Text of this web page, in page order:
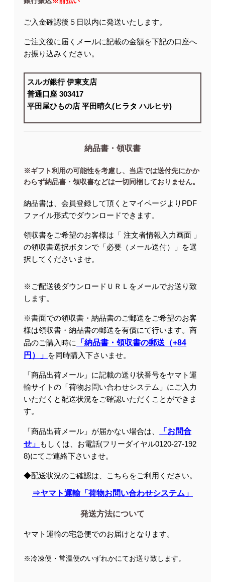
ご入金確認後５日以内に発送いたします。
ご注文後に届くメールに記載の金額を下記の口座へ
お振り込みください。
スルガ銀行 伊東支店
普通口座 303417
平田屋ひもの店 平田晴久(ヒラタ ハルヒサ)
納品書・領収書
※ギフト利用の可能性を考慮し、当店では送付先にかか
わらず納品書・領収書などは一切同梱しておりません。
納品書は、会員登録して頂くとマイページよりPDF
ファイル形式でダウンロードできます。
領収書をご希望のお客様は「 注文者情報入力画面 」
の領収書選択ボタンで「必要（メール送付）」を選
択してくださいませ。
※ご配送後ダウンロードＵＲＬをメールでお送り致
します。
※書面での領収書・納品書のご郵送をご希望のお客
様は領収書・納品書の郵送を有償にて行います。商
品のご購入時に
「納品書・領収書の郵送（+84
円）」 を同時購入下さいませ。
「商品出荷メール」に記載の送り状番号をヤマト運
輸サイトの「荷物お問い合わせシステム」にご入力
いただくと配送状況をご確認いただくことができま
す。
「商品出荷メール」が届かない場合は、
「お問合
せ」 もしくは、お電話(フリーダイヤル0120-27-192
8)にてご連絡下さいませ。
◆配送状況のご確認は、こちらをご利用ください。
⇒ヤマト運輸「荷物お問い合わせシステム」
発送方法について
ヤマト運輸の宅急便でのお届けとなります。
※冷凍便・常温便のいずれかにてお送り致します。